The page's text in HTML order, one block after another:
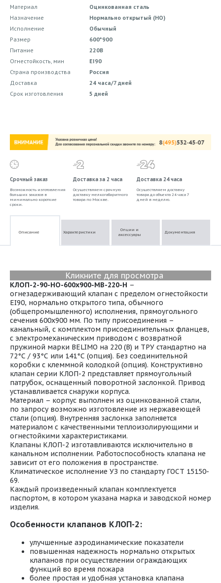
Материал
Оцинкованная сталь
Назначение
Нормально открытый (НО)
Исполнение
Обычный
Размер
600*900
Питание
220В
Огнестойкость, мин
EI90
Страна производства
Россия
Доставка
24 часа/7 дней
Срок изготовления
5 дней
Срочный заказ
Возможность изготовления
больших заказов в
минимально короткие
сроки.
Доставка за 2 часа
Осуществляем срочную
доставку мелкогабаритного
товара по Москве.
Доставка 24 часа
Осуществляем доставку
товара до объекта 24 часа 7
дней в неделю.
Описание Характеристики
Опции и
аксессуары
Документация
Кликните для просмотра
КЛОП-2-90-НО-600х900-МВ-220-Н –
огнезадерживающий клапан с пределом огнестойкости
EI90, нормально открытого типа, обычного
(общепромышленного) исполнения, прямоугольного
сечения 600х900 мм. По типу присоединения –
канальный, с комплектом присоединительных фланцев,
с электромеханическим приводом с возвратной
пружиной марки BELIMO на 220 (В) и ТРУ стандартно на
72°С / 93°С или 141°С (опция). Без соединительной
коробки с клеммной колодкой (опция). Конструктивно
клапан серии КЛОП-2 представляет прямоугольный
патрубок, оснащенный поворотной заслонкой. Привод
устанавливается снаружи корпуса.
Материал – корпус выполнен из оцинкованной стали,
по запросу возможно изготовление из нержавеющей
стали (опция). Внутренняя заслонка заполняется
материалом с качественными теплоизолирующими и
огнестойкими характеристиками.
Клапаны КЛОП-2 изготавливаются исключительно в
канальном исполнении. Работоспособность клапана не
зависит от его положения в пространстве.
Климатическое исполнение УЗ по стандарту ГОСТ 15150-
69.
Каждый произведенный клапан комплектуется
паспортом, в котором указана марка и заводской номер
изделия.
Особенности клапанов КЛОП-2:
улучшенные аэродинамические показатели
повышенная надежность нормально открытых
клапанов при осуществлении ограждающих
функций во время пожара
более простая и удобная установка клапана